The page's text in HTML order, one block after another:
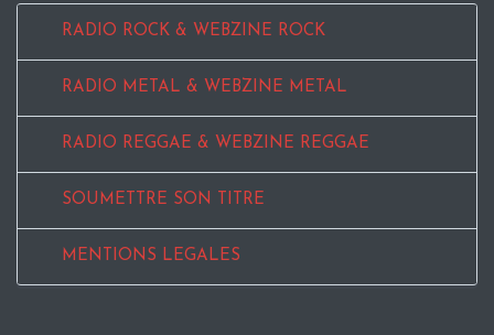
RADIO ROCK & WEBZINE ROCK
RADIO METAL & WEBZINE METAL
RADIO REGGAE & WEBZINE REGGAE
SOUMETTRE SON TITRE
MENTIONS LEGALES